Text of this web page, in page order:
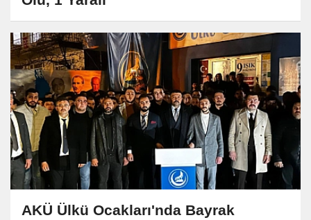
AKÜ Ülkü Ocakları'nda Bayrak